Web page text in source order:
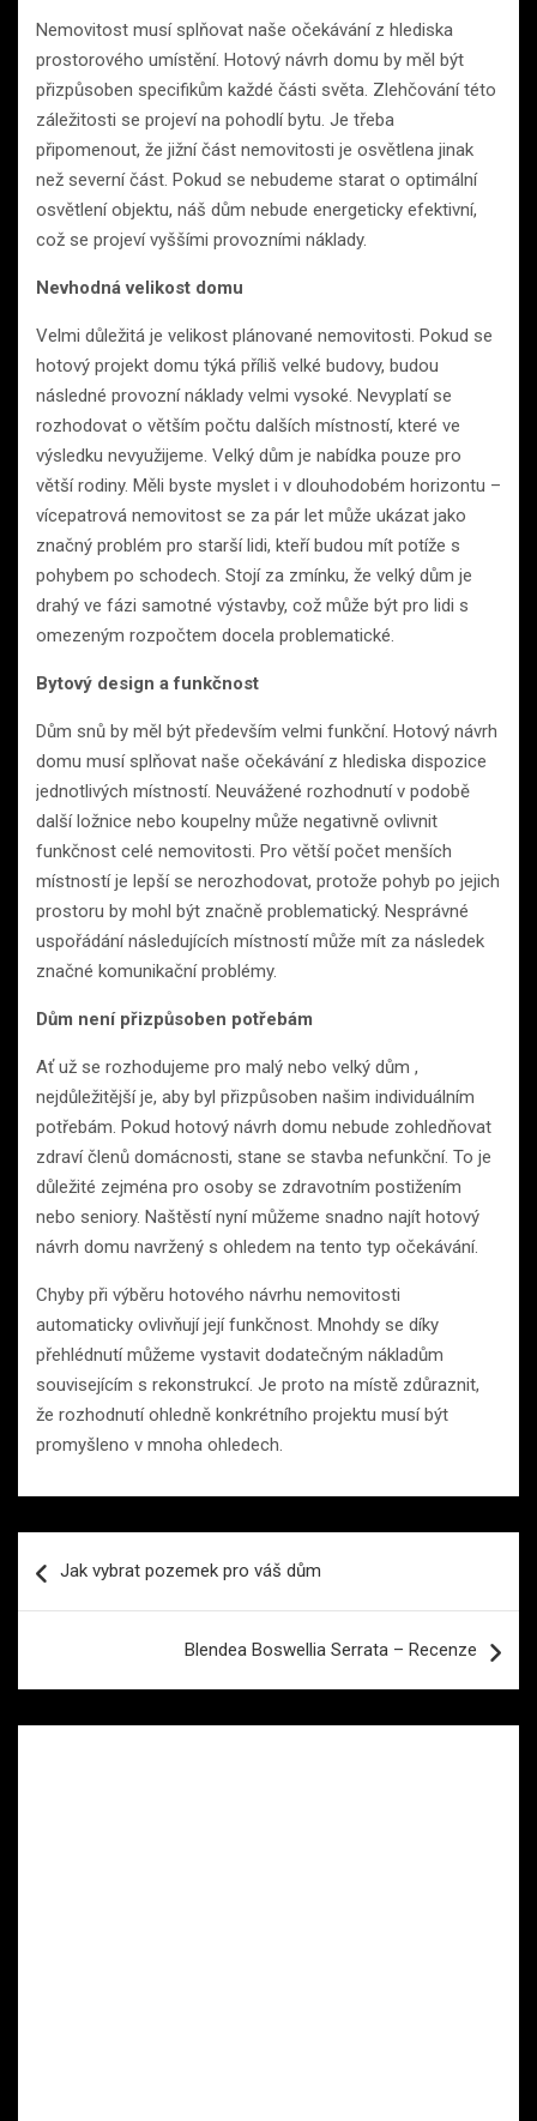
Nemovitost musí splňovat naše očekávání z hlediska
prostorového umístění. Hotový návrh domu by měl být
přizpůsoben specifikům každé části světa. Zlehčování této
záležitosti se projeví na pohodlí bytu. Je třeba
připomenout, že jižní část nemovitosti je osvětlena jinak
než severní část. Pokud se nebudeme starat o optimální
osvětlení objektu, náš dům nebude energeticky efektivní,
což se projeví vyššími provozními náklady.
Nevhodná velikost domu
Velmi důležitá je velikost plánované nemovitosti. Pokud se
hotový projekt domu týká příliš velké budovy, budou
následné provozní náklady velmi vysoké. Nevyplatí se
rozhodovat o větším počtu dalších místností, které ve
výsledku nevyužijeme. Velký dům je nabídka pouze pro
větší rodiny. Měli byste myslet i v dlouhodobém horizontu –
vícepatrová nemovitost se za pár let může ukázat jako
značný problém pro starší lidi, kteří budou mít potíže s
pohybem po schodech. Stojí za zmínku, že velký dům je
drahý ve fázi samotné výstavby, což může být pro lidi s
omezeným rozpočtem docela problematické.
Bytový design a funkčnost
Dům snů by měl být především velmi funkční. Hotový návrh
domu musí splňovat naše očekávání z hlediska dispozice
jednotlivých místností. Neuvážené rozhodnutí v podobě
další ložnice nebo koupelny může negativně ovlivnit
funkčnost celé nemovitosti. Pro větší počet menších
místností je lepší se nerozhodovat, protože pohyb po jejich
prostoru by mohl být značně problematický. Nesprávné
uspořádání následujících místností může mít za následek
značné komunikační problémy.
Dům není přizpůsoben potřebám
Ať už se rozhodujeme pro malý nebo velký dům ,
nejdůležitější je, aby byl přizpůsoben našim individuálním
potřebám. Pokud hotový návrh domu nebude zohledňovat
zdraví členů domácnosti, stane se stavba nefunkční. To je
důležité zejména pro osoby se zdravotním postižením
nebo seniory. Naštěstí nyní můžeme snadno najít hotový
návrh domu navržený s ohledem na tento typ očekávání.
Chyby při výběru hotového návrhu nemovitosti
automaticky ovlivňují její funkčnost. Mnohdy se díky
přehlédnutí můžeme vystavit dodatečným nákladům
souvisejícím s rekonstrukcí. Je proto na místě zdůraznit,
že rozhodnutí ohledně konkrétního projektu musí být
promyšleno v mnoha ohledech.
proJak vybrat pozemek pro váš dům
Blendea Boswellia Serrata – Recenze